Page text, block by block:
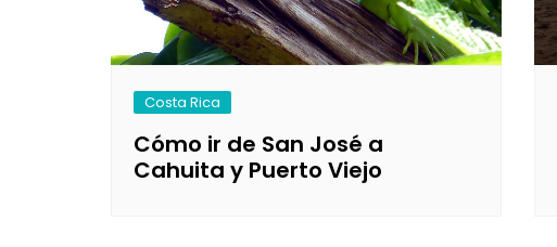
Costa Rica
Cómo ir de San José a
Cahuita y Puerto Viejo